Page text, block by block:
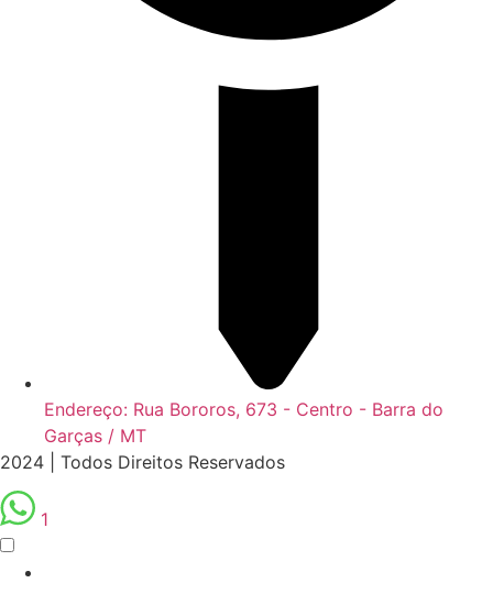
Endereço: Rua Bororos, 673 - Centro - Barra do
Garças / MT
2024 | Todos Direitos Reservados
1